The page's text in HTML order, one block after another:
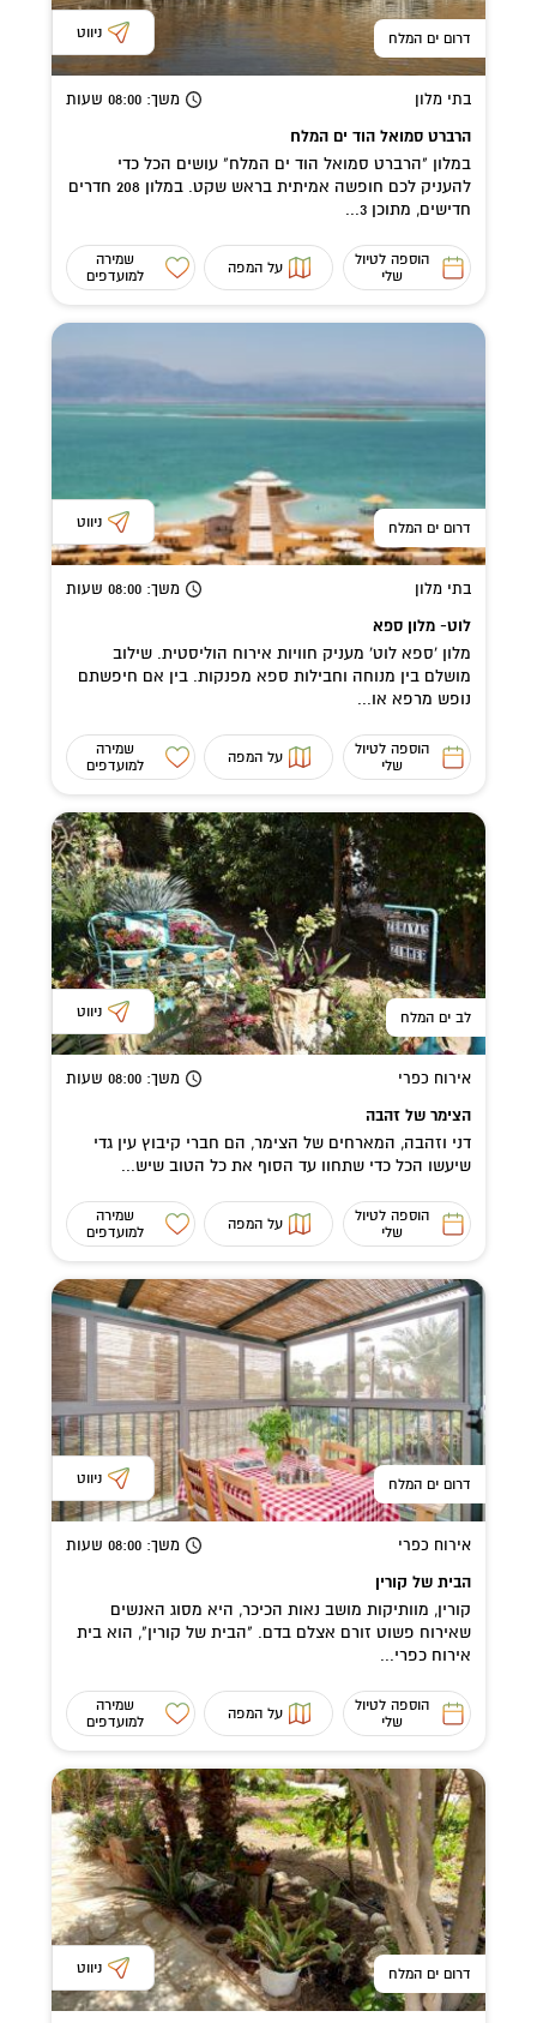
דרום ים המלח ניווט
בתי מלון משך: 08:00 שעות
הרברט סמואל הוד ים המלח
במלון "הרברט סמואל הוד ים המלח" עושים הכל כדי
להעניק לכם חופשה אמיתית בראש שקט. במלון 208 חדרים
חדישים, מתוכן 3...
הוספה לטיול
שלי
על המפה
שמירה
למועדפים
דרום ים המלח ניווט
בתי מלון משך: 08:00 שעות
לוט- מלון ספא
מלון 'ספא לוט' מעניק חוויות אירוח הוליסטית. שילוב
מושלם בין מנוחה וחבילות ספא מפנקות. בין אם חיפשתם
נופש מרפא או...
הוספה לטיול
שלי
על המפה
שמירה
למועדפים
לב ים המלח ניווט
אירוח כפרי משך: 08:00 שעות
הצימר של זהבה
דני וזהבה, המארחים של הצימר, הם חברי קיבוץ עין גדי
שיעשו הכל כדי שתחוו עד הסוף את כל הטוב שיש...
הוספה לטיול
שלי
על המפה
שמירה
למועדפים
דרום ים המלח ניווט
אירוח כפרי משך: 08:00 שעות
הבית של קורין
קורין, מוותיקות מושב נאות הכיכר, היא מסוג האנשים
שאירוח פשוט זורם אצלם בדם. "הבית של קורין", הוא בית
אירוח כפרי...
הוספה לטיול
שלי
על המפה
שמירה
למועדפים
דרום ים המלח ניווט